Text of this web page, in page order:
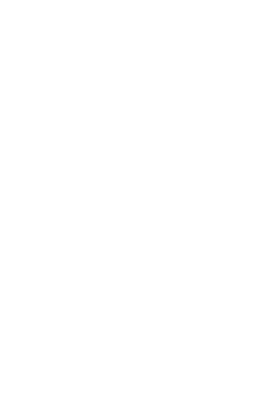
1726 BIC/SWIFT: NDEASESS